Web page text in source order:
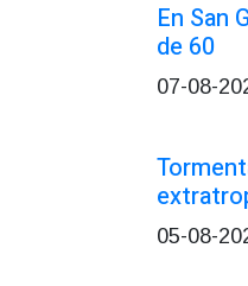
En San
de 60
07-08-
05-08-